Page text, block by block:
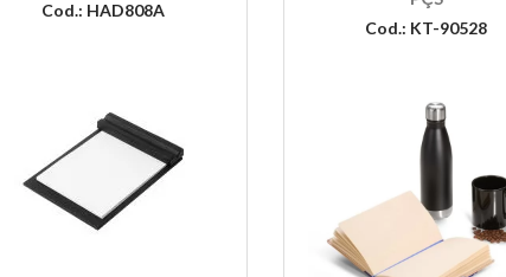
Cod.: HAD808A
Cod.: KT-90528